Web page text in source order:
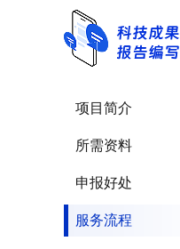
项目简介
所需资料
申报好处
服务流程